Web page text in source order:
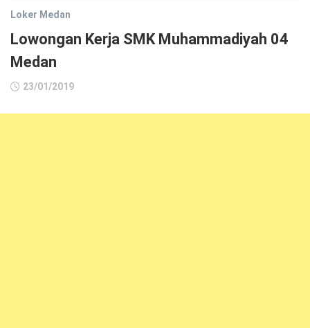
Loker Medan
Lowongan Kerja SMK Muhammadiyah 04
Medan
23/01/2019